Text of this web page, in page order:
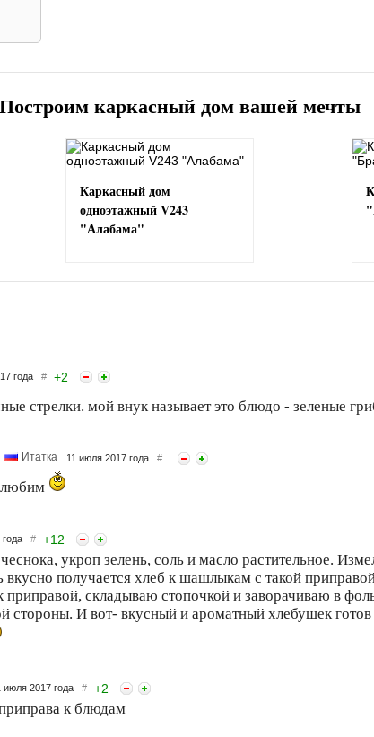
Построим каркасный дом вашей мечты
Каркасный дом
одноэтажный V243
"Алабама"
года # +2
стрелки. мой внук называет это блюдо - зеленые
Итатка 11 июля 2017 года #
года # +12
укроп зелень, соль и масло растительное.
вкусно получается хлеб к шашлыкам с такой
складываю стопочкой и заворачиваю в
стороны. И вот- вкусный и ароматный хлебушек
июля 2017 года # +2
к блюдам